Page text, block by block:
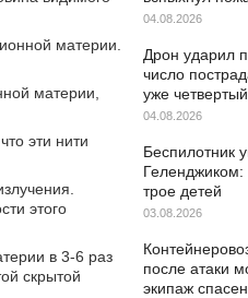
материи.
материи,
эти нити
этого
в 3-6 раз
скрытой
04.08.2026
Дрон ударил
число
уже
04.08.2026
Беспилотник
Геленджиком:
трое детей
03.08.2026
после атаки
экипаж спасен